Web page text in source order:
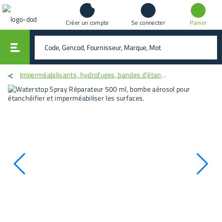
Créer un compte Se connecter Panier
rechercher
Imperméabilisants, hydrofuges, bandes d'étanchéité